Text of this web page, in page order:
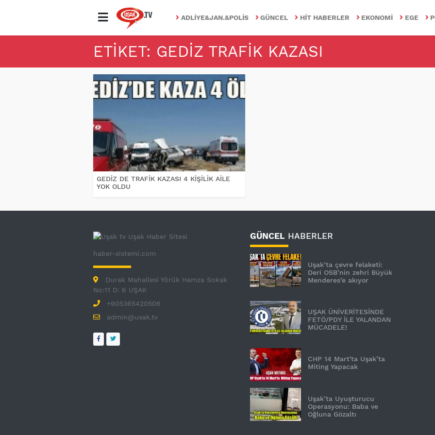
ADLIYE&JAN.&POLIS GÜNCEL HIT HABERLER EKONOMI EGE
ETIKET: GEDIZ TRAFIK KAZASI
GEDİZ DE TRAFİK KAZASI 4 KİŞİLİK AİLE
YOK OLDU
haber-sistemi.com
Durak Mahallesi Yörük Hamza Sokak
No:11 D: 6 UŞAK
+905365420506
admin@usak.tv
GÜNCEL HABERLER
Uşak’ta çevre felaketi:
Deri OSB’nin zehri Büyük
Menderes’e akıyor
UŞAK ÜNİVERİTESİNDE
FETÖ/PDY İLE YALANDAN
MÜCADELE!
CHP 14 Mart'ta Uşak’ta
Miting Yapacak
Uşak’ta Uyuşturucu
Operasyonu: Baba ve
Oğluna Gözaltı